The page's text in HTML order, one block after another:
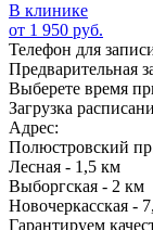
В клинике
от 1 950 руб.
Телефон для
Предварительная
Выберете время
Загрузка
Адрес:
Полюстровский
Лесная - 1,5 км
Выборгская - 2 км
Новочеркасская -
Гарантируем